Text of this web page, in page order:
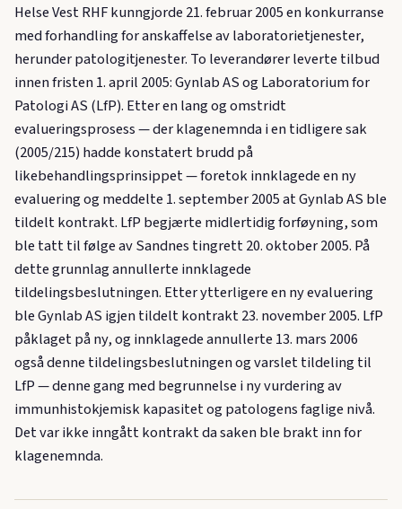
Helse Vest RHF kunngjorde 21. februar 2005 en konkurranse
med forhandling for anskaffelse av laboratorietjenester,
herunder patologitjenester. To leverandører leverte tilbud
innen fristen 1. april 2005: Gynlab AS og Laboratorium for
Patologi AS (LfP). Etter en lang og omstridt
evalueringsprosess — der klagenemnda i en tidligere sak
(2005/215) hadde konstatert brudd på
likebehandlingsprinsippet — foretok innklagede en ny
evaluering og meddelte 1. september 2005 at Gynlab AS ble
tildelt kontrakt. LfP begjærte midlertidig forføyning, som
ble tatt til følge av Sandnes tingrett 20. oktober 2005. På
dette grunnlag annullerte innklagede
tildelingsbeslutningen. Etter ytterligere en ny evaluering
ble Gynlab AS igjen tildelt kontrakt 23. november 2005. LfP
påklaget på ny, og innklagede annullerte 13. mars 2006
også denne tildelingsbeslutningen og varslet tildeling til
LfP — denne gang med begrunnelse i ny vurdering av
immunhistokjemisk kapasitet og patologens faglige nivå.
Det var ikke inngått kontrakt da saken ble brakt inn for
klagenemnda.